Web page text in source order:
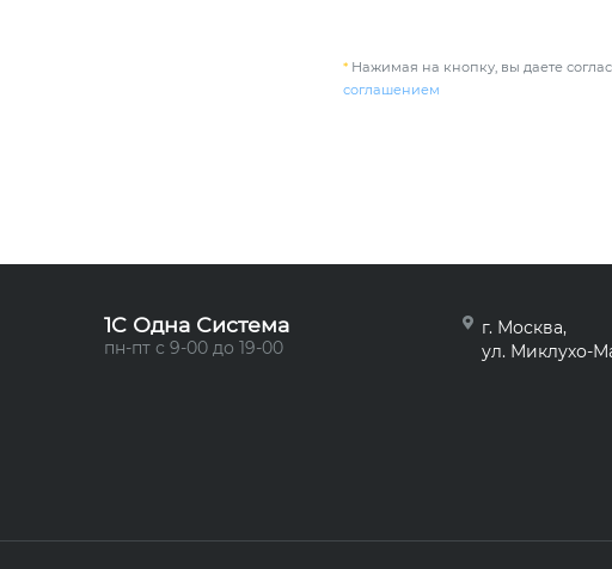
* Нажимая на кнопку, вы даете
соглашением
1C Одна Система
пн-пт с 9-00 до 19-00
г. Москва,
ул. Миклухо-